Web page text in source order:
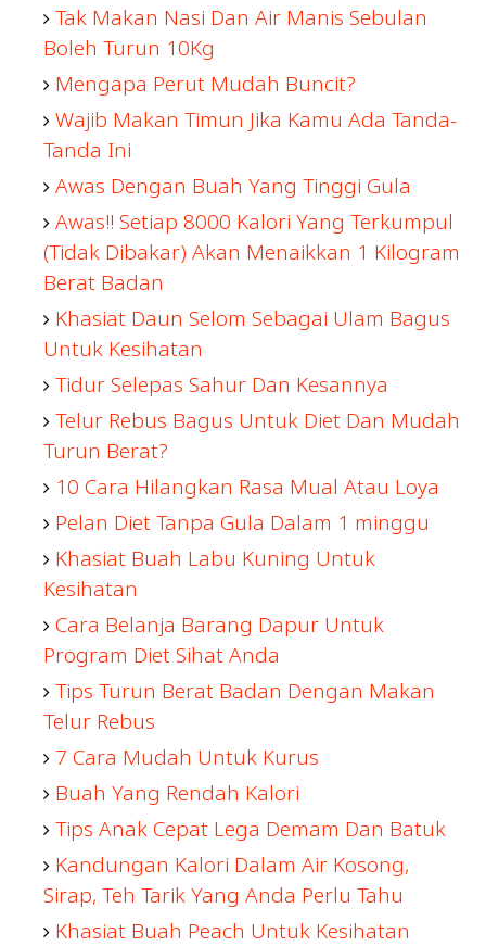
Tak Makan Nasi Dan Air Manis Sebulan
Boleh Turun 10Kg
Mengapa Perut Mudah Buncit?
Wajib Makan Timun Jika Kamu Ada Tanda-
Tanda Ini
Awas Dengan Buah Yang Tinggi Gula
Awas!! Setiap 8000 Kalori Yang Terkumpul
(Tidak Dibakar) Akan Menaikkan 1 Kilogram
Berat Badan
Khasiat Daun Selom Sebagai Ulam Bagus
Untuk Kesihatan
Tidur Selepas Sahur Dan Kesannya
Telur Rebus Bagus Untuk Diet Dan Mudah
Turun Berat?
10 Cara Hilangkan Rasa Mual Atau Loya
Pelan Diet Tanpa Gula Dalam 1 minggu
Khasiat Buah Labu Kuning Untuk
Kesihatan
Cara Belanja Barang Dapur Untuk
Program Diet Sihat Anda
Tips Turun Berat Badan Dengan Makan
Telur Rebus
7 Cara Mudah Untuk Kurus
Buah Yang Rendah Kalori
Tips Anak Cepat Lega Demam Dan Batuk
Kandungan Kalori Dalam Air Kosong,
Sirap, Teh Tarik Yang Anda Perlu Tahu
Khasiat Buah Peach Untuk Kesihatan